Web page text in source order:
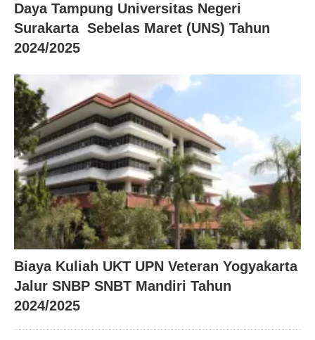
Daya Tampung Universitas Negeri
Surakarta Sebelas Maret (UNS) Tahun
2024/2025
Biaya Kuliah UKT UPN Veteran Yogyakarta
Jalur SNBP SNBT Mandiri Tahun
2024/2025